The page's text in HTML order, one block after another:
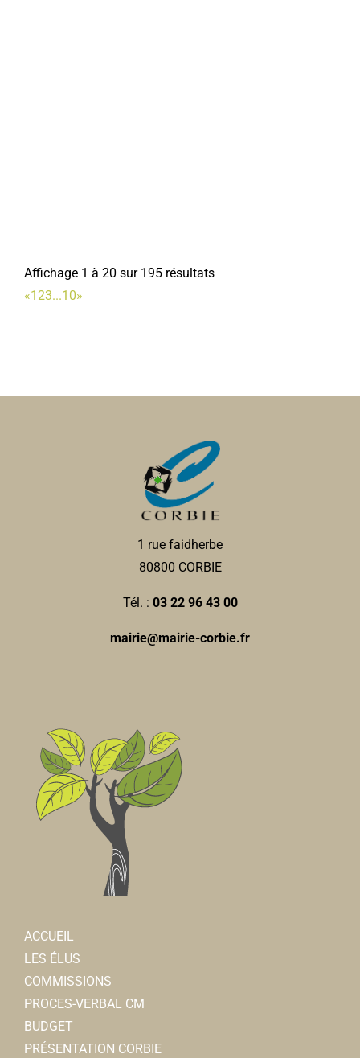
Affichage 1 à 20 sur 195 résultats
«123...10»
1 rue faidherbe
80800 CORBIE
Tél. : 03 22 96 43 00
mairie@mairie-corbie.fr
ACCUEIL
LES ÉLUS
COMMISSIONS
PROCES-VERBAL CM
BUDGET
PRÉSENTATION CORBIE